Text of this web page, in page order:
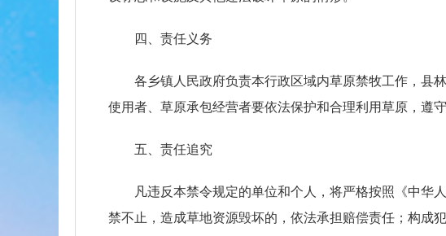
四、责任义务
各乡镇人民政府负责本行政区域内草原禁牧工作，县
使用者、草原承包经营者要依法保护和合理利用草原，遵
五、责任追究
凡违反本禁令规定的单位和个人，将严格按照《中华
禁不止，造成草地资源毁坏的，依法承担赔偿责任；构成